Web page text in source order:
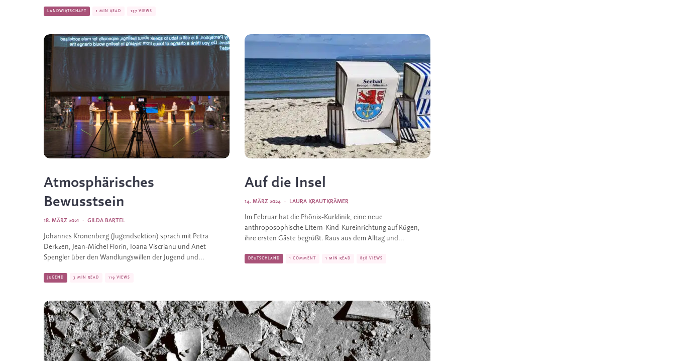
LANDWIRTSCHAFT 1 MIN READ 157 VIEWS
Atmosphärisches
Bewusstsein
GILDA BARTEL
·
18. MÄRZ 2021
Johannes Kronenberg (Jugendsektion) sprach mit Petra
Derkzen, Jean-Michel Florin, Ioana Viscrianu und Anet
Spengler über den Wandlungswillen der Jugend und...
JUGEND 3 MIN READ 119 VIEWS
Auf die Insel
LAURA KRAUTKRÄMER
·
14. MÄRZ 2024
Im Februar hat die Phönix-Kurklinik, eine neue
anthroposophische Eltern-Kind-Kureinrichtung auf Rügen,
ihre ersten Gäste begrüßt. Raus aus dem Alltag und...
DEUTSCHLAND 1 COMMENT 1 MIN READ 858 VIEWS